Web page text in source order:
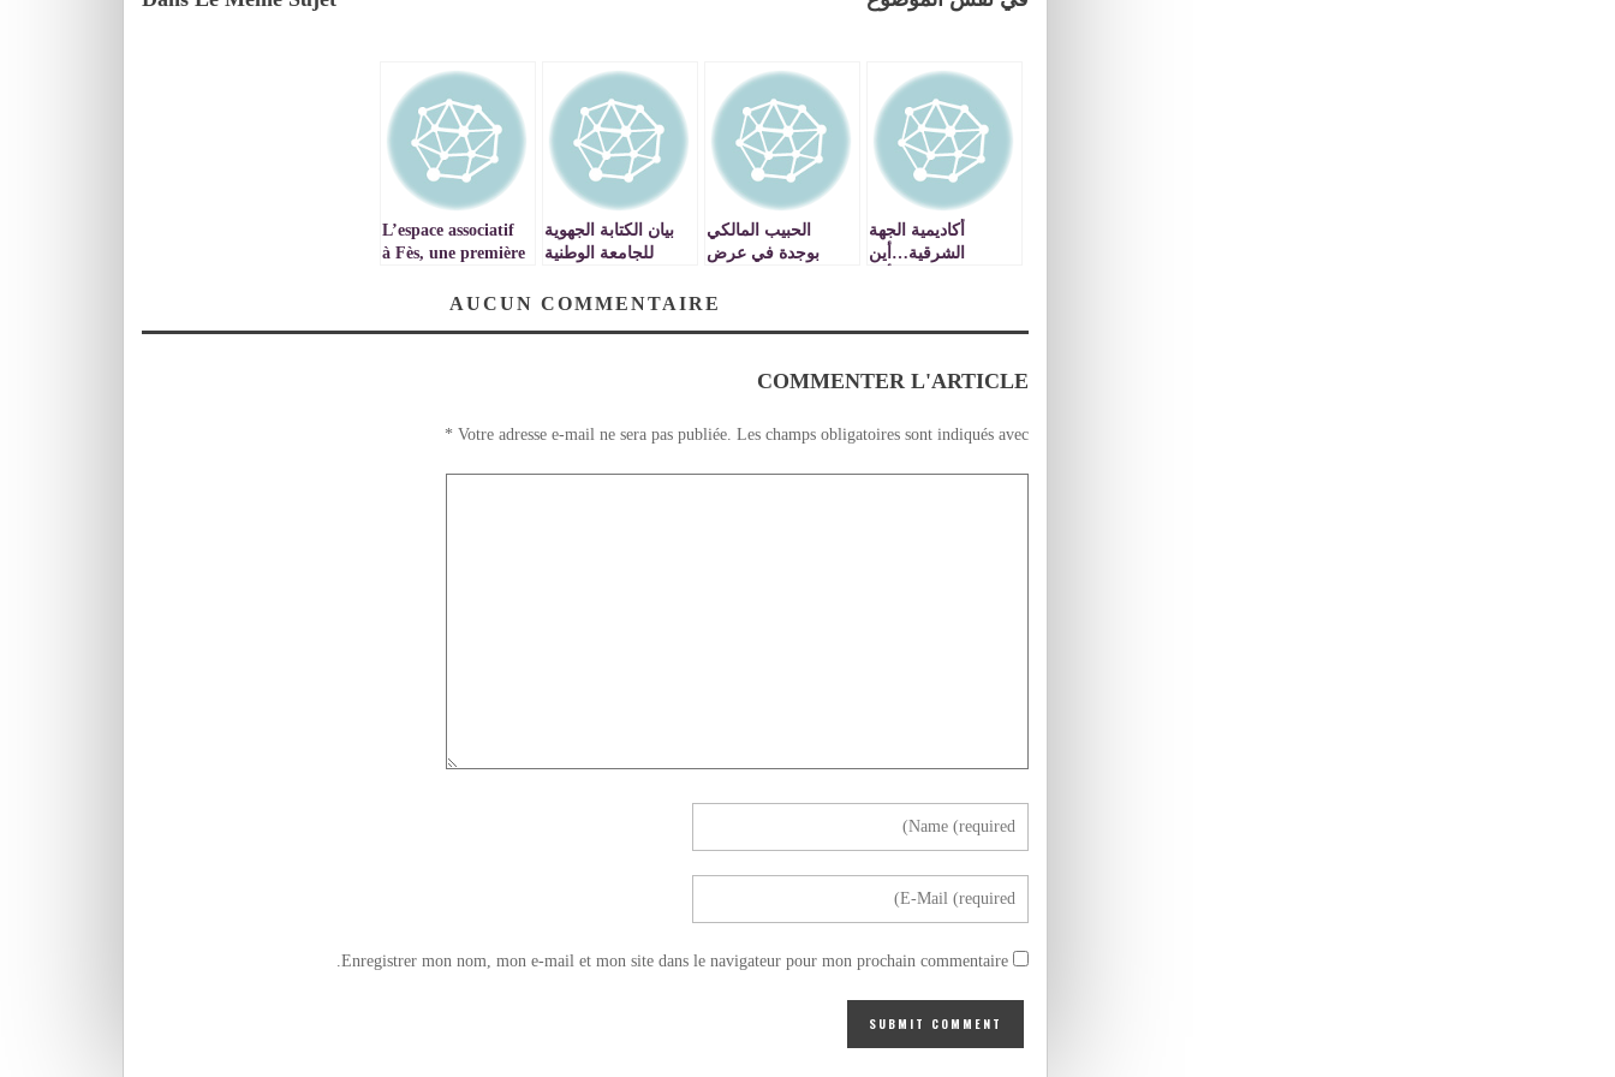
أكاديمية الجهة
الشرقية…أين
الحبيب المالكي
بوجدة في عرض
بيان الكتابة الجهوية
للجامعة الوطنية
جهة الشرق
L’espace associatif
à Fès, une première
sportif et de laAUCUN COMMENTAIRE
COMMENTER L'ARTICLE
Votre adresse e-mail ne sera pas publiée. Les champs obligatoires sont indiqués avec
*
Enregistrer mon nom, mon e-mail et mon site dans le navigateur pour mon prochain commentaire.